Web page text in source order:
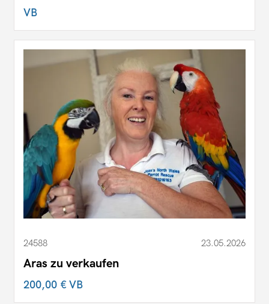
VB
24588 23.05.2026
Aras zu verkaufen
200,00 €VB